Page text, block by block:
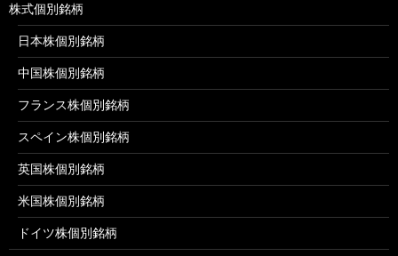
株式個別銘柄
日本株個別銘柄
中国株個別銘柄
フランス株個別銘柄
スペイン株個別銘柄
英国株個別銘柄
米国株個別銘柄
ドイツ株個別銘柄